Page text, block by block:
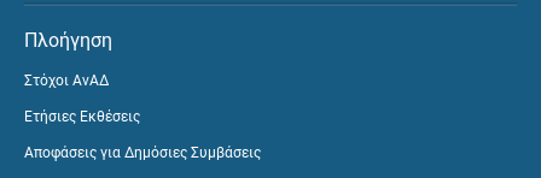
Πλοήγηση
Στόχοι ΑνΑΔ
Ετήσιες Εκθέσεις
Αποφάσεις για Δημόσιες Συμβάσεις